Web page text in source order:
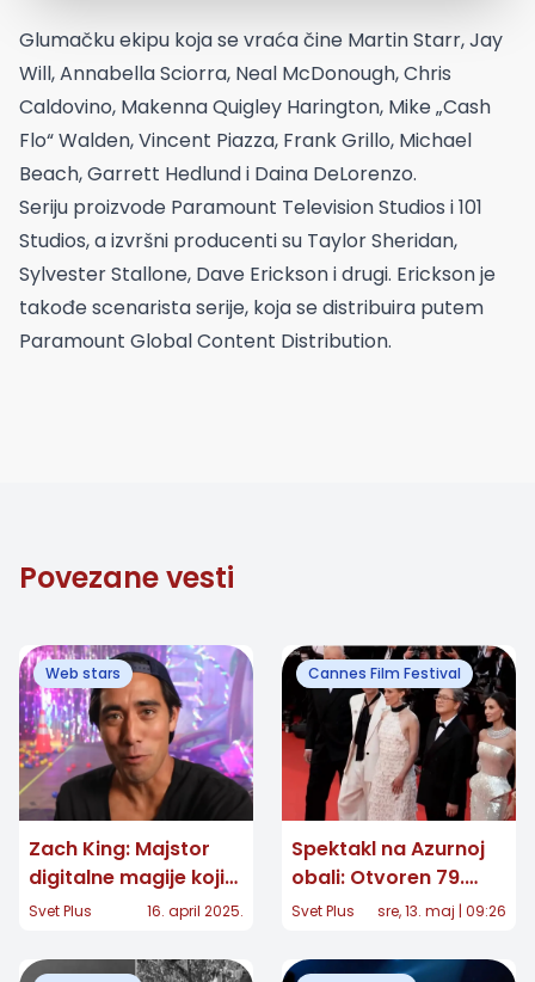
Glumačku ekipu koja se vraća čine Martin Starr, Jay
Will, Annabella Sciorra, Neal McDonough, Chris
Caldovino, Makenna Quigley Harington, Mike „Cash
Flo“ Walden, Vincent Piazza, Frank Grillo, Michael
Beach, Garrett Hedlund i Daina DeLorenzo.
Seriju proizvode Paramount Television Studios i 101
Studios, a izvršni producenti su Taylor Sheridan,
Sylvester Stallone, Dave Erickson i drugi. Erickson je
takođe scenarista serije, koja se distribuira putem
Paramount Global Content Distribution.
Povezane vesti
Web stars
Zach King: Majstor
digitalne magije koji
vlada TikTok-om
Svet Plus 16. april 2025.
Cannes Film Festival
Spektakl na Azurnoj
obali: Otvoren 79.
Cannes Film Festival
Svet Plus sre, 13. maj | 09:26